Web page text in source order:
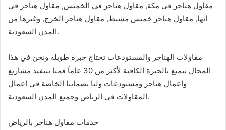
مقاول هناجر في مكة, مقاول هناجر في الخميس, مقاول هناجر في
ابها, مقاول هناجر خميس مشيط, مقاول هناجر الخرج, وغيرها من
المدن السعودية.
مقاولات الهناجر والمستودعات تحتاج خبرة طويلة ونحن في هذا
المجال نتمتع بالخبرة الكافية لأكثر من 30 عاماً قمنا بتنفيذ مشاريع
واعمال هناجر ومستودعات ولنا بصماتنا الخاصة في اعمال
المقاولات في الرياض وجميع المدن السعودية.
خدمات مقاول هناجر بالرياض